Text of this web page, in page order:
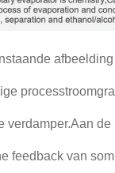
verdamper.Aan
feedback van